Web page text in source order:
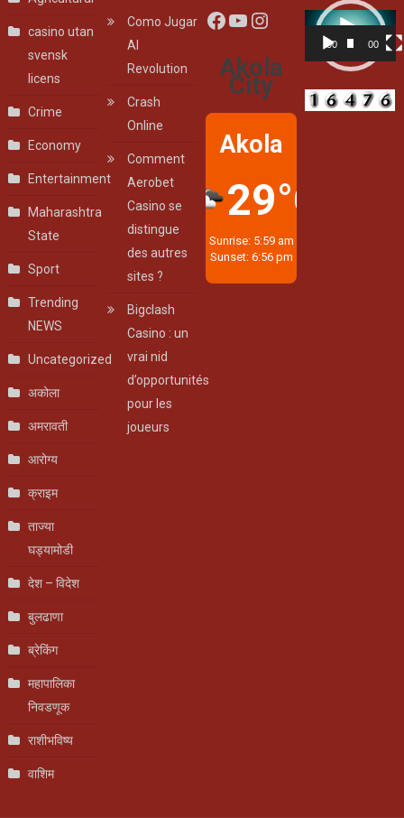
casino utan
svensk
licens
Crime
Economy
Entertainment
Maharashtra
State
Sport
Trending
NEWS
Uncategorized
अकोला
अमरावती
आरोग्य
क्राइम
ताज्या
घड्यामोडी
देश – विदेश
बुलढाणा
ब्रेकिंग
महापालिका
निवडणूक
राशीभविष्य
वाशिम
Como Jugar
Al
Revolution
Crash
Online
Comment
Aerobet
Casino se
distingue
des autres
sites ?
Bigclash
Casino : un
vrai nid
d’opportunités
pour les
joueurs
Facebook
YouTube
Instagram
Akola
City
Akola
29°C
Sunrise: 5:59 am
Sunset: 6:56 pm
Video
Player00:00 00:07